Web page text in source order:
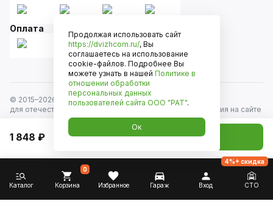
1 848 ₽ Добавить в корзину
Оплата
© 2015–2026
Движком — сеть магазинов автозапчастей
для отечественных автомобилей и иномарок. Информация на сайте
носит исключительно информационный характер и не является
публичной офертой, определяемой положениями
ст. 437 Гражданского кодекса РФ. Все права защищены.
Каталог Корзина
0
Избранное Гараж Вход СТО
4%+ скидка
Продолжая использовать сайт
https://dvizhcom.ru/, Вы
соглашаетесь на использование
cookie-файлов. Подробнее Вы
можете узнать в нашей Политике в
отношении обработки
персональных данных
пользователей сайта ООО "РАТ".
Ок